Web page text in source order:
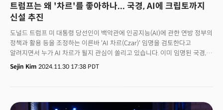
트럼프는 왜 '차르'를 좋아하나... 국경, AI에 크립토까지
신설 추진
도널드 트럼프 미 대통령 당선인이 백악관에 인공지능(AI)에 관한 연방 정부의
정책과 활용 등을 조정하는 이른바 'AI 차르(Czar)' 임명을 검토한다고
알려지면서 누가 AI 차르가 될지 관심이 쏠리고 있습니다. 이미 임명된 국경,
에너지 차르에 이어 AI, 가상화폐까지 임명되면 트럼프 3기 행정부 동안 최소
4명의 '차르'가 임명될 것으로 예상됩니다. 트럼프 대통령 당선인은 왜
Sejin Kim 2024.11.30 17:38 PDT